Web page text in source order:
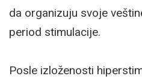
da organizuju svoje
period stimulacije.
Posle izloženosti